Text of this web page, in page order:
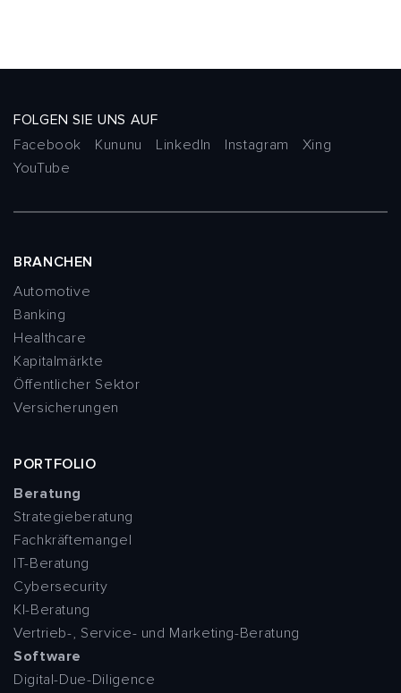
FOLGEN SIE UNS AUF
Facebook
Kununu LinkedIn Instagram
Xing
YouTube
BRANCHEN
Automotive
Banking
Healthcare
Kapitalmärkte
Öffentlicher Sektor
Versicherungen
PORTFOLIO
Beratung
Strategieberatung
Fachkräftemangel
IT-Beratung
Cybersecurity
KI-Beratung
Vertrieb-, Service- und Marketing-Beratung
Software
Digital-Due-Diligence